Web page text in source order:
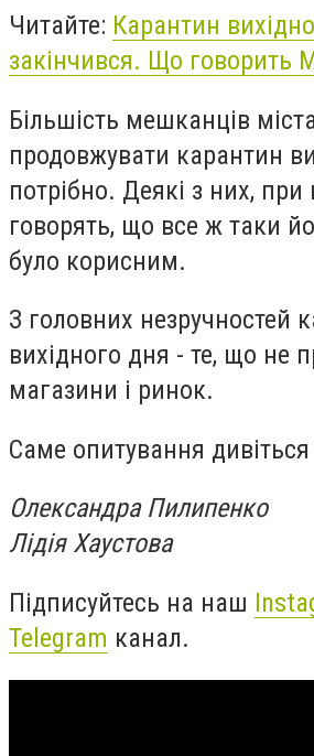
Читайте: Карантин
закінчився. Що говорить
Більшість мешканців
продовжувати карантин
потрібно. Деякі з них, при
говорять, що все ж таки
було корисним.
З головних незручностей
вихідного дня - те, що не
магазини і ринок.
Саме опитування дивіться
Олександра Пилипенко
Лідія Хаустова
Підписуйтесь на наш
Telegram канал.